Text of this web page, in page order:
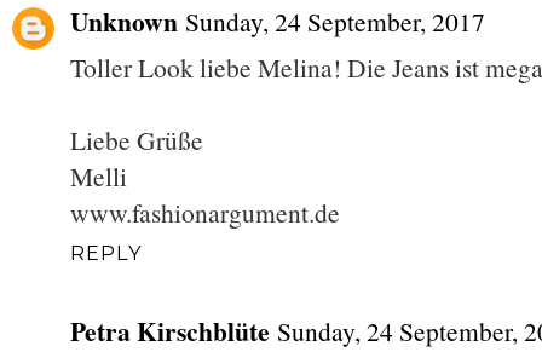
Unknown Sunday, 24 September, 2017
Toller Look liebe Melina! Die Jeans ist
Liebe Grüße
Melli
www.fashionargument.de
REPLY
Petra Kirschblüte Sunday, 24 September,